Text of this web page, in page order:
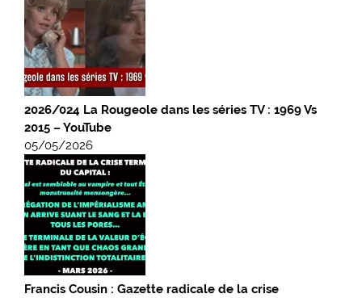
2026/024 La Rougeole dans les séries TV : 1969 Vs
2015 – YouTube
05/05/2026
Francis Cousin : Gazette radicale de la crise